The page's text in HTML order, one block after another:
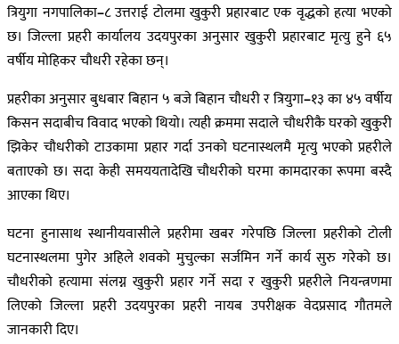
त्रियुगा नगपालिका–८ उत्तराई टोलमा खुकुरी प्रहारबाट एक वृद्धको हत्या भएको
छ। जिल्ला प्रहरी कार्यालय उदयपुरका अनुसार खुकुरी प्रहारबाट मृत्यु हुने ६५
वर्षीय मोहिकर चौधरी रहेका छन्।
प्रहरीका अनुसार बुधबार बिहान ५ बजे बिहान चौधरी र त्रियुगा–१३ का ४५ वर्षीय
किसन सदाबीच विवाद भएको थियो। त्यही क्रममा सदाले चौधरीकै घरको खुकुरी
झिकेर चौधरीको टाउकामा प्रहार गर्दा उनको घटनास्थलमै मृत्यु भएको प्रहरीले
बताएको छ। सदा केही समययतादेखि चौधरीको घरमा कामदारका रूपमा बस्दै
आएका थिए।
घटना हुनासाथ स्थानीयवासीले प्रहरीमा खबर गरेपछि जिल्ला प्रहरीको टोली
घटनास्थलमा पुगेर अहिले शवको मुचुल्का सर्जमिन गर्ने कार्य सुरु गरेको छ।
चौधरीको हत्यामा संलग्न खुकुरी प्रहार गर्ने सदा र खुकुरी प्रहरीले नियन्त्रणमा
लिएको जिल्ला प्रहरी उदयपुरका प्रहरी नायब उपरीक्षक वेदप्रसाद गौतमले
जानकारी दिए।